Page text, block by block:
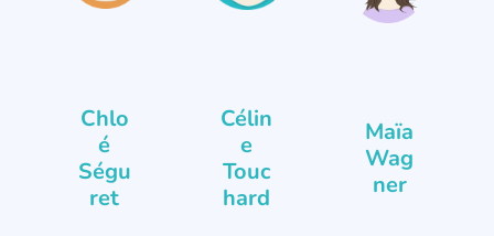
Chlo
é
Ségu
ret
En savoir
plus
Célin
e
Touc
hard
En savoir
plus
Maïa
Wag
ner
En savoir
plus